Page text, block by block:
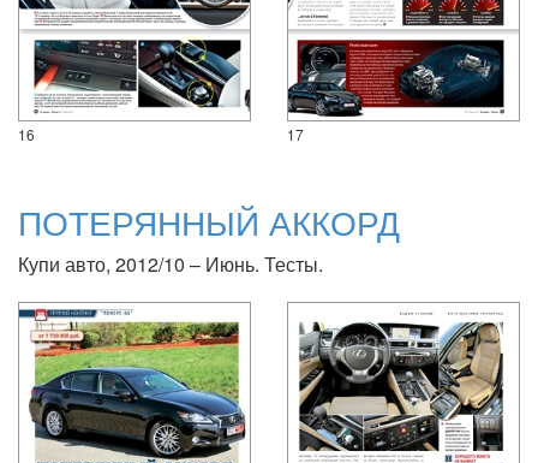
16 17
ПОТЕРЯННЫЙ АККОРД
Купи авто, 2012/10 – Июнь. Тесты.